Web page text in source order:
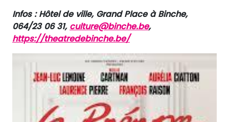
Infos : Hôtel de ville, Grand Place à Binche,
064/23 06 31, culture@binche.be,
https://theatredebinche.be/